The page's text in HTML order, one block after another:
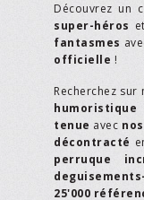
Découvrez un
super-héros et
fantasmes
officielle !
Recherchez sur
humoristique
tenue avec
décontracté
perruque
25'000